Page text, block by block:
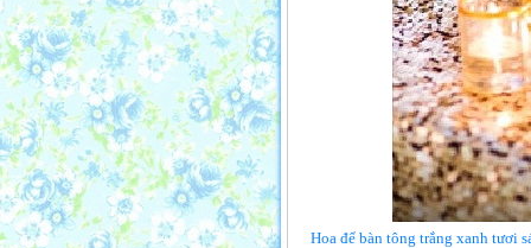
Hoa để bàn tông trắng xanh tươi